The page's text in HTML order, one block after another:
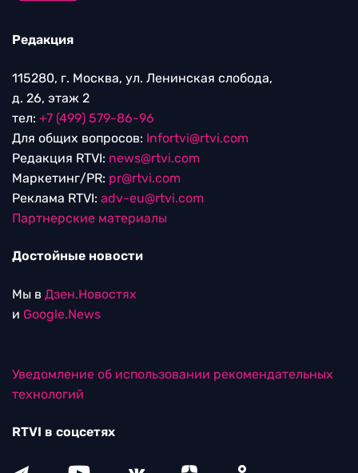
Редакция
115280, г. Москва, ул. Ленинская слобода,
д. 26, этаж 2
тел: +7 (499) 579-86-96
Для общих вопросов: Infortvi@rtvi.com
Редакция RTVI: news@rtvi.com
Маркетинг/PR: pr@rtvi.com
Реклама RTVI: adv-eu@rtvi.com
Партнерские материалы
Достойные новости
Мы в Дзен.Новостях
и Google.News
Уведомление об использовании рекомендательных
технологий
RTVI в соцсетях